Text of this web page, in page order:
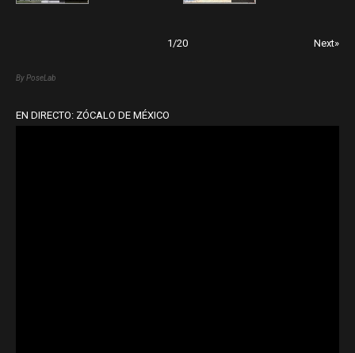
1 /20 Next»
By PoseLab
EN DIRECTO: ZÓCALO DE MÉXICO